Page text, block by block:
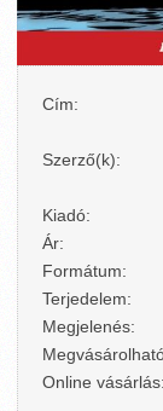
Cím:
Szerző(k):
Kiadó:
Ár:
Formátum:
Terjedelem:
Megjelenés:
Online vásárlás: